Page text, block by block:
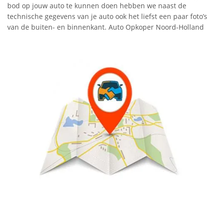
bod op jouw auto te kunnen doen hebben we naast de
technische gegevens van je auto ook het liefst een paar foto’s
van de buiten- en binnenkant. Auto Opkoper Noord-Holland